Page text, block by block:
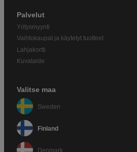
Palvelut
Yritysmyynti
Vaihtokaupat ja käytetyt tuotteet
Lahjakortti
Kuvataide
Valitse maa
Sweden
Finland
Denmark